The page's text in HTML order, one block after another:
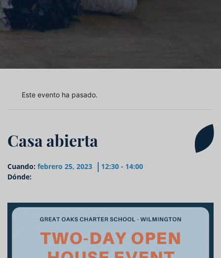
Este evento ha pasado.
Casa abierta
Cuando: febrero 25, 2023
12:30 - 14:00
Dónde: